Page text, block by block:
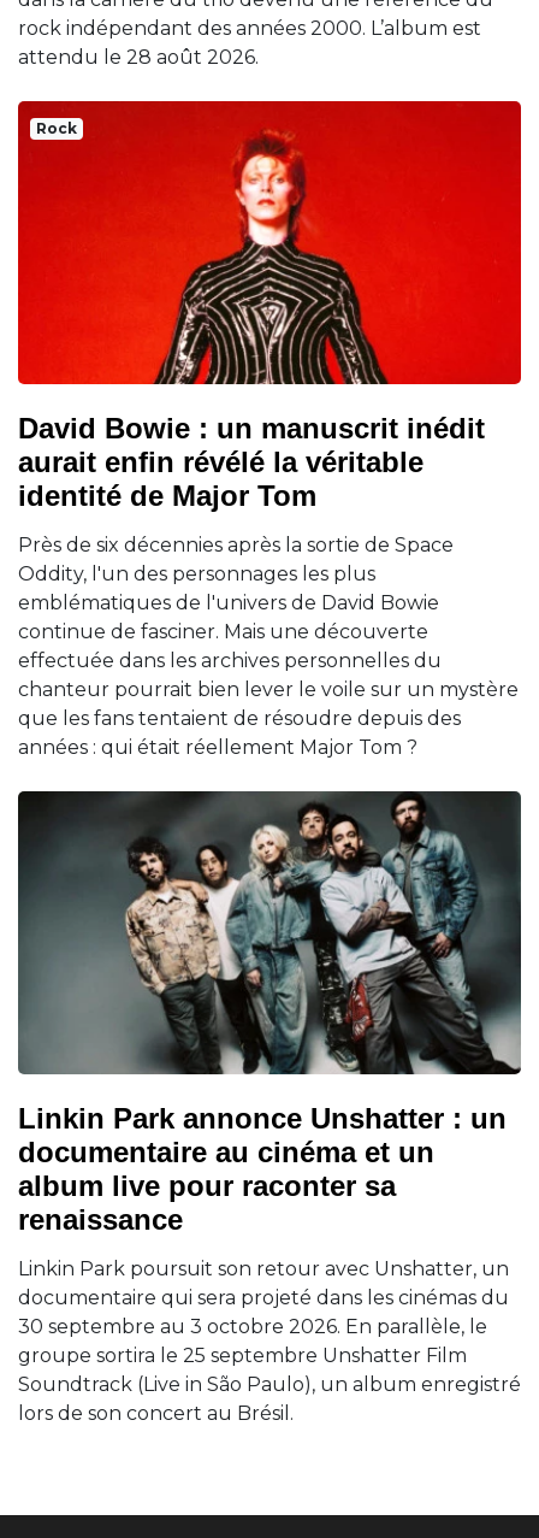
rock indépendant des années 2000. L’album est
attendu le 28 août 2026.
Rock
David Bowie : un manuscrit inédit
aurait enfin révélé la véritable
identité de Major Tom
Près de six décennies après la sortie de Space
Oddity, l'un des personnages les plus
emblématiques de l'univers de David Bowie
continue de fasciner. Mais une découverte
effectuée dans les archives personnelles du
chanteur pourrait bien lever le voile sur un mystère
que les fans tentaient de résoudre depuis des
années : qui était réellement Major Tom ?
Linkin Park annonce Unshatter : un
documentaire au cinéma et un
album live pour raconter sa
renaissance
Linkin Park poursuit son retour avec Unshatter, un
documentaire qui sera projeté dans les cinémas du
30 septembre au 3 octobre 2026. En parallèle, le
groupe sortira le 25 septembre Unshatter Film
Soundtrack (Live in São Paulo), un album enregistré
lors de son concert au Brésil.